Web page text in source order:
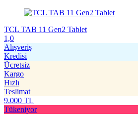
TCL TAB 11 Gen2 Tablet
1,0
Alışveriş
Kredisi
Ücretsiz
Kargo
Hızlı
Teslimat
9.000 TL
Tükeniyor